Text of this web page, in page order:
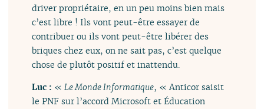
driver propriétaire, en un peu moins bien mais
c’est libre ! Ils vont peut-être essayer de
contribuer ou ils vont peut-être libérer des
briques chez eux, on ne sait pas, c’est quelque
chose de plutôt positif et inattendu.
Luc : «Le Monde Informatique, « Anticor saisit
le PNF sur l’accord Microsoft et Éducation